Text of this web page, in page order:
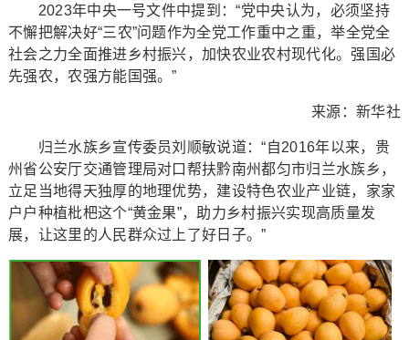
2023年中央一号文件中提到：“党中央认为，必须坚持
不懈把解决好“三农”问题作为全党工作重中之重，举全党全
社会之力全面推进乡村振兴，加快农业农村现代化。强国必
先强农，农强方能国强。”
来源：新华社
归兰水族乡宣传委员刘顺敏说道：“自2016年以来，贵
州省公安厅交通管理局对口帮扶黔南州都匀市归兰水族乡，
立足当地得天独厚的地理优势，建设特色农业产业链，家家
户户种植枇杷这个“黄金果”，助力乡村振兴实现高质量发
展，让这里的人民群众过上了好日子。”